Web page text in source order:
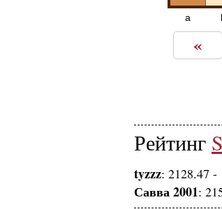
a
«
Рейтинг S
tyzzz: 2128.47 -
Савва 2001: